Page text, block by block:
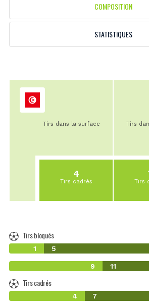
COMPOSITION
STATISTIQUES
Tirs dans la surface
4
Tirs cadrés
Tirs
Tirs
Tirs bloqués
1 5
9 11
Tirs cadrés
4 7